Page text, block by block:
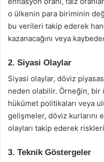
o ülkenin para biriminin
bu verileri takip ederek
kazanacağını veya
2. Siyasi Olaylar
Siyasi olaylar, döviz
neden olabilir. Örneğin, bir
hükümet politikaları veya
gelişmeler, döviz kurlarını
olayları takip ederek
3. Teknik Göstergeler